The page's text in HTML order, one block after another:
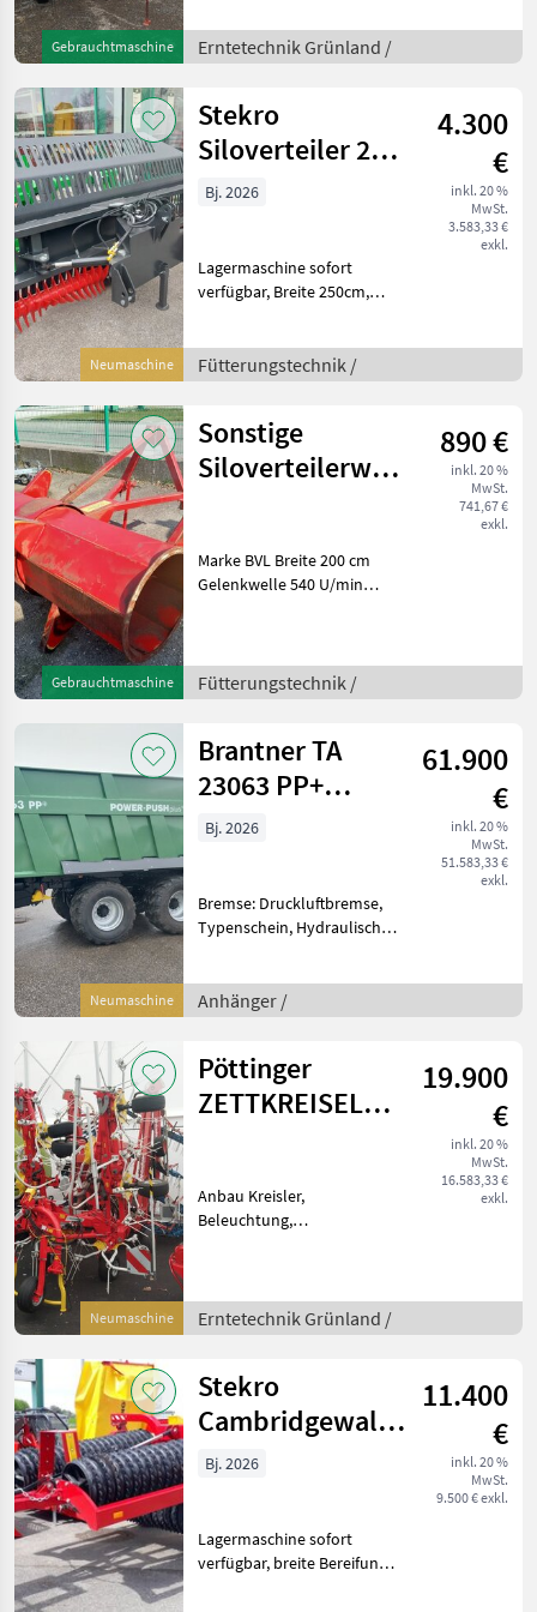
Gebrauchtmaschine
Mwst. Standort der
Maschine ist Haag
Kreiselheue
Erntetechnik Grünland /
Neumaschine
Stekro
Siloverteiler 2,5
M
4.300
€
inkl. 20 %
MwSt.
3.583,33 €
exkl.
Bj. 2026
Lagermaschine sofort
verfügbar, Breite 250cm,
Umschaltventil, Gewicht
720 kg. Fütterungstechnik
Fütterungstechnik /
Gebrauchtmaschine
Sonstige
Siloverteilerwalze
890 €
inkl. 20 %
MwSt.
741,67 €
exkl.
Marke BVL Breite 200 cm
Gelenkwelle 540 U/min
Fütterungstechnik /
Neumaschine
Brantner TA
23063 PP+
POWER PUSH
61.900
€
inkl. 20 %
MwSt.
51.583,33 €
exkl.
Bj. 2026
Bremse: Druckluftbremse,
Typenschein, Hydraulische
Stützfuß Lagermaschine
Baujahr 2026 sofort
hydrauli
Anhänger /
Neumaschine
Pöttinger
ZETTKREISEL
19.900
€
inkl. 20 %
MwSt.
16.583,33 €
exkl.
Anbau Kreisler,
Beleuchtung,
Schutzbügel
Lagermaschine prompt
Dämpfungsstreben,
Erntetechnik Grünland /
Stekro
Cambridgewalze
Maximus 6,3M
11.400
€
inkl. 20 %
MwSt.
9.500 € exkl.
Bj. 2026
Lagermaschine sofort
verfügbar, breite Bereifung,